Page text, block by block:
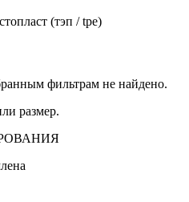
(тэп / tpe)
фильтрам не найдено.
размер.